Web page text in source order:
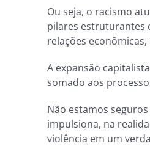
Ou seja, o racismo
pilares estruturantes
relações
A expansão
somado aos
Não estamos
impulsiona, na
violência em um